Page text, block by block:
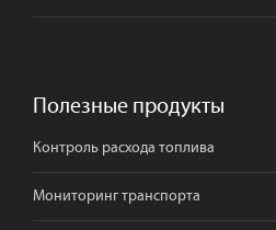
Полезные продукты
Контроль расхода топлива
Мониторинг транспорта